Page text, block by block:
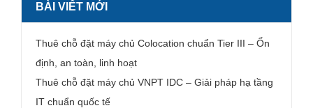
BÀI VIẾT MỚI
Thuê chỗ đặt máy chủ Colocation chuẩn Tier III – Ổn
định, an toàn, linh hoạt
Thuê chỗ đặt máy chủ VNPT IDC – Giải pháp hạ tầng
IT chuẩn quốc tế